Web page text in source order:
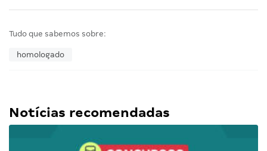
Tudo que sabemos sobre:
homologado
Notícias recomendadas